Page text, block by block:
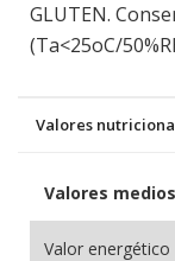
GLUTEN.
(Ta<25oC/
Valores
Valores medios
Valor energético